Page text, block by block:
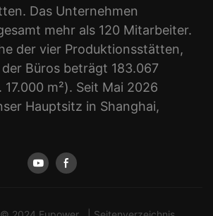
Das Unternehmen
mehr als 120 Mitarbeiter.
der vier Produktionsstätten,
Büros beträgt 183.067
m²). Seit Mai 2026
Hauptsitz in Shanghai,